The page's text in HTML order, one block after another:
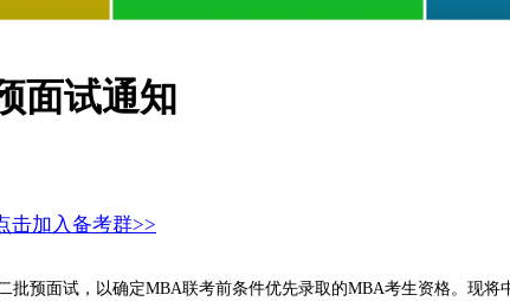
面试通知
击加入备考群>>
批预面试，以确定MBA联考前条件优先录取的MBA考生资格。现